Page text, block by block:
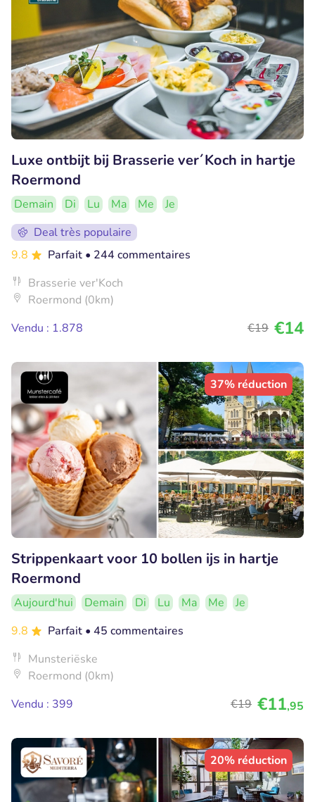
Luxe ontbijt bij Brasserie ver´Koch in hartje
Roermond
Demain Di Lu Ma Me
Je
Deal très populaire
9.8
Parfait • 244 commentaires
Brasserie ver'Koch
Roermond (0km)
Vendu : 1.878
€19 €14
37% réduction
Strippenkaart voor 10 bollen ijs in hartje
Roermond
Aujourd'hui Demain Di Lu Ma Me
Je
9.8
Parfait • 45 commentaires
Munsteriëske
Roermond (0km)
Vendu : 399
€19 €11,95
20% réduction